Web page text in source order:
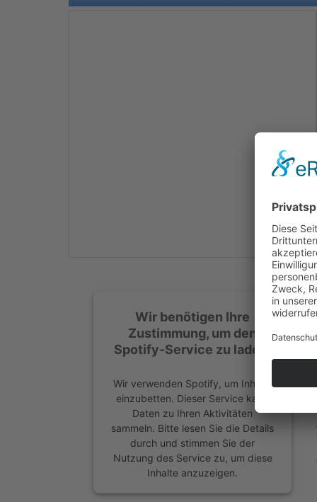
Wir verwenden Spotify,
Wir benötigen Ihre
Zustimmung, um den
Spotify-Service zu laden!
Wir verwenden Spotify, um Inhalte
einzubetten. Dieser Service kann
Daten zu Ihren Aktivitäten
sammeln. Bitte lesen Sie die Details
durch und stimmen Sie der
Nutzung des Service zu, um diese
Inhalte anzuzeigen.